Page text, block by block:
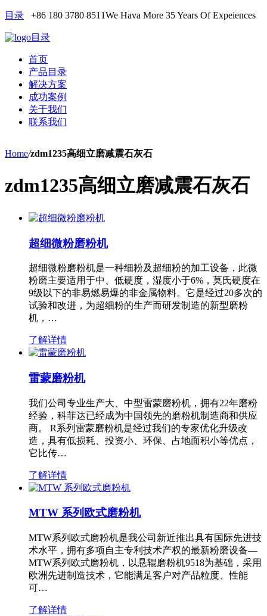
目录 +86 180 3780 8511We Hava More 35 Years Of Expeiences
目录
首页
产品目录
解决方案
成功案例
关于我们
联系我们
Home/zdm1235高细立磨减震石灰石
zdm1235高细立磨减震石灰石
超细微粉磨粉机
超细微粉磨粉机是一种细粉及超细粉的加工设备，此微
粉磨主要适用于中、低硬度，湿度小于6%，莫氏硬度在
9级以下的非易燃易爆的非金属物料。它是经过20多次的
试验和改进，为超细粉的生产而研发制造的新型磨粉
机，…
了解详情
雷蒙磨粉机
我们公司专业生产大、中型雷蒙磨粉机，拥有22年磨粉
经验，科菲达已经成为中国领先的磨粉机制造商和供应
商。 R系列雷蒙磨粉机是经过我们的专家优化升级改
造，具有低损耗、投资小、环保、占地面积小等优点，
它比传…
了解详情
MTW 系列欧式磨粉机
MTW系列欧式磨粉机是我公司新近推出具有国际先进技
术水平，拥有多项自主专利技术产权的最新粉磨设备—
MTW系列欧式磨粉机，以悬辊磨粉机9518为基础，采用
欧洲先进制造技术，它能满足客户对产品粒度、性能
可…
了解详情